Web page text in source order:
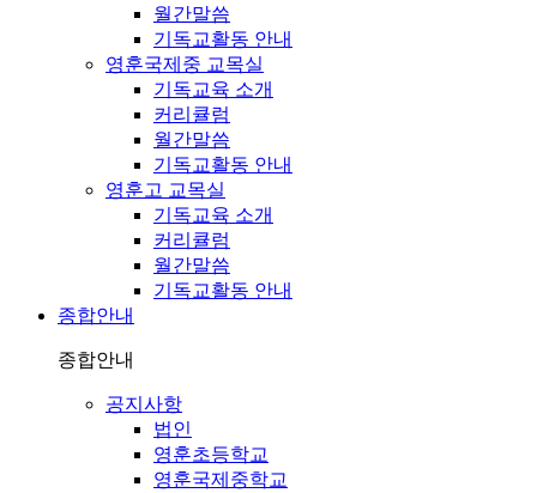
월간말씀
기독교활동 안내
영훈국제중 교목실
기독교육 소개
커리큘럼
월간말씀
기독교활동 안내
영훈고 교목실
기독교육 소개
커리큘럼
월간말씀
기독교활동 안내
종합안내
종합안내
공지사항
법인
영훈초등학교
영훈국제중학교